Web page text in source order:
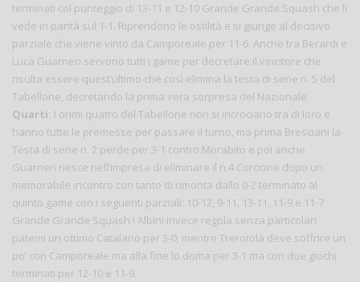
terminati col punteggio di 13-11 e 12-10 Grande Grande Squash che li
vede in parità sul 1-1. Riprendono le ostilità e si giunge al decisivo
parziale che viene vinto da Camporeale per 11-6. Anche tra Berardi e
Luca Guarneri servono tutti i game per decretare il vincitore che
risulta essere quest’ultimo che così elimina la testa di serie n. 5 del
Tabellone, decretando la prima vera sorpresa del Nazionale.
Quarti: I orimi quatro del Tabellone non si incrociano tra di loro e
hanno tutte le premesse per passare il turno, ma prima Bresciani la
Testa di serie n. 2 perde per 3-1 contro Morabito e poi anche
Guarneri riesce nell’impresa di eliminare il n.4 Corcione dopo un
memorabile incontro con tanto di rimonta dallo 0-2 terminato al
quinto game con i seguenti parziali: 10-12, 9-11, 13-11, 11-9 e 11-7
Grande Grande Squash ! Albini invece regola senza particolari
patemi un ottimo Catalano per 3-0, mentre Trerotola deve soffrire un
po’ con Camporeale ma alla fine lo doma per 3-1 ma con due giochi
terminati per 12-10 e 11-9.